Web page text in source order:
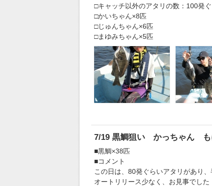
□キャッチ以外のアタリの数：100発
□かいちゃん×8匹
□じゅんちゃん×6匹
□まゆみちゃん×5匹
7/19 黒鯛狙い かっちゃん も
■黒鯛×38匹
■コメント
この日は、80発ぐらいアタリがあり
オートリリース少なく、お見事でした